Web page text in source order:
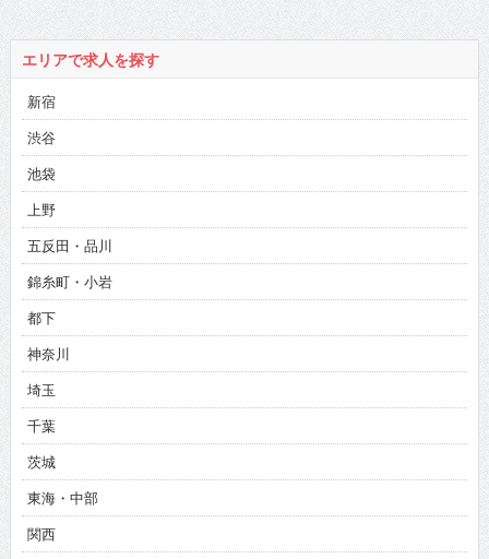
エリアで求人を探す
新宿
渋谷
池袋
上野
五反田・品川
錦糸町・小岩
都下
神奈川
埼玉
千葉
茨城
東海・中部
関西